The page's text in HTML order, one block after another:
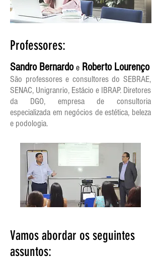
Professores:
Sandro Bernardoe Roberto Lourenço
São professores e consultores do SEBRAE,
SENAC, Unigranrio, Estácio e IBRAP. Diretores
da DGO, empresa de consultoria
especializada em negócios de estética, beleza
e podologia.
Vamos abordar os seguintes
assuntos: